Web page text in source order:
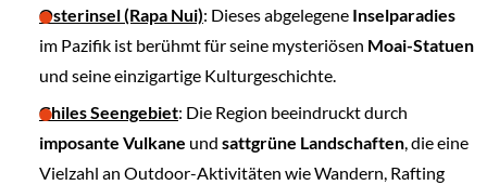
Osterinsel (Rapa Nui): Dieses abgelegene Inselparadies
im Pazifik ist berühmt für seine mysteriösen Moai-Statuen
und seine einzigartige Kulturgeschichte.
Chiles Seengebiet: Die Region beeindruckt durch
imposante Vulkane und sattgrüne Landschaften, die eine
Vielzahl an Outdoor-Aktivitäten wie Wandern, Rafting